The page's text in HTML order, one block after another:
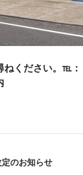
ねください。℡：
のお知らせ